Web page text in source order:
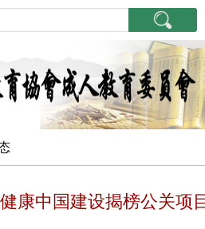
康中国建设揭榜公关项